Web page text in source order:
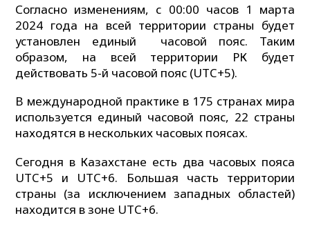
Согласно изменениям, с 00:00 часов 1 марта
2024 года на всей территории страны будет
установлен единый часовой пояс. Таким
образом, на всей территории РК будет
действовать 5-й часовой пояс (UTC+5).
В международной практике в 175 странах мира
используется единый часовой пояс, 22 страны
находятся в нескольких часовых поясах.
Сегодня в Казахстане есть два часовых пояса
UTC+5 и UTC+6. Большая часть территории
страны (за исключением западных областей)
находится в зоне UTC+6.